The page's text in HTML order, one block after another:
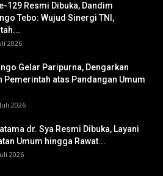
129 Resmi Dibuka, Dandim
Tebo: Wujud Sinergi TNI,
2026
Gelar Paripurna, Dengarkan
Pemerintah atas Pandangan Umum
2026
dr. Sya Resmi Dibuka, Layani
Umum hingga Rawat...
2026